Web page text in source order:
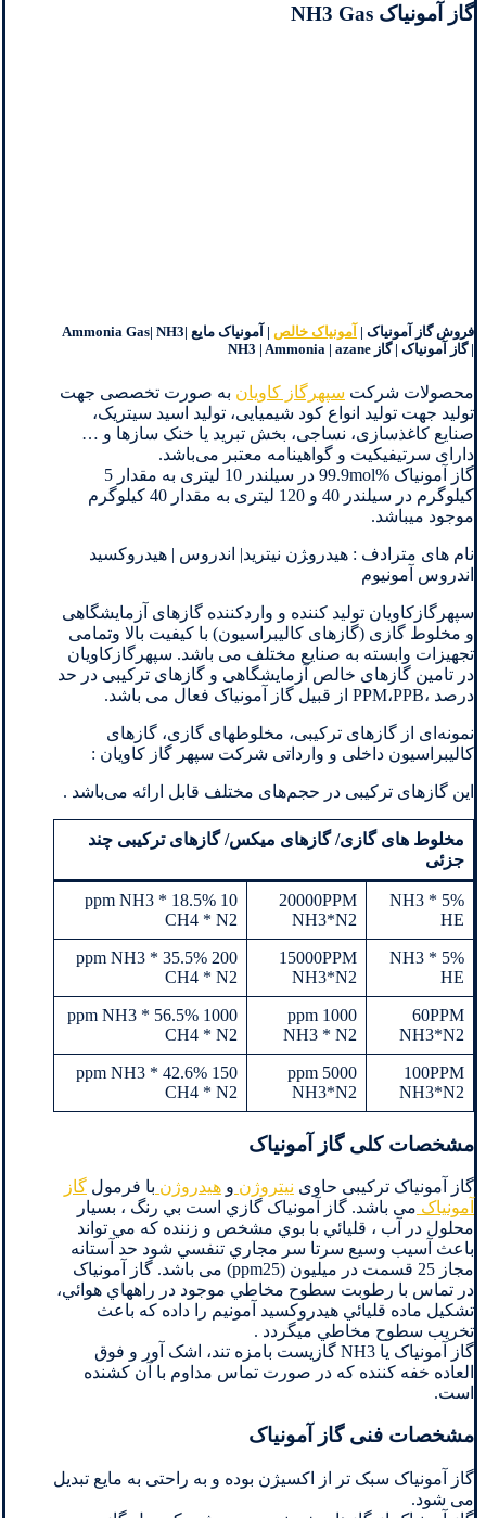
گاز آمونیاک NH3 Gas
فروش گاز آمونیاک | آمونیاک خالص
| آمونیاک مایع |Ammonia Gas| NH3
| گاز آمونیاک | گاز NH3 | Ammonia | azane
محصولات شرکت سپهرگاز کاویان به صورت تخصصی جهت
تولید جهت تولید انواع کود شیمیایی، تولید اسید سیتریک،
صنایع کاغذسازی، نساجی، بخش تبرید یا خنک سازها و …
دارای سرتیفیکیت و گواهینامه معتبر می‌باشد.
گاز آمونیاک %99.9mol در سیلندر 10 لیتری به مقدار 5
کیلوگرم در سیلندر 40 و 120 لیتری به مقدار 40 کیلوگرم
موجود میباشد.
نام های مترادف : هیدرو‍ژن نیترید| اندروس | هیدروكسید
اندروس آمونیوم
سپهرگازکاویان تولید کننده و واردکننده گازهای آزمایشگاهی
و مخلوط گازی (گازهای کالیبراسیون) با کیفیت بالا وتمامی
تجهیزات وابسته به صنایع مختلف می باشد. سپهرگازکاویان
در تامین گازهای خالص آزمایشگاهی و گازهای ترکیبی در حد
درصد ،PPM،PPB از قبیل گاز آمونیاک فعال می باشد.
نمونه‌ای از گازهای ترکیبی، مخلوطهای گازی، گازهای
کالیبراسیون داخلی و وارداتی شرکت سپهر گاز کاویان :
این گازهای ترکیبی در حجم‌های مختلف قابل ارائه می‌باشد .
مخلوط های گازی/ گازهای میکس/ گازهای ترکیبی چند
جزئی
5% NH3 *
HE
20000PPM
NH3*N2
10 ppm NH3 * 18.5%
CH4 * N2
5% NH3 *
HE
15000PPM
NH3*N2
200 ppm NH3 * 35.5%
CH4 * N2
60PPM
NH3*N2
1000 ppm
NH3 * N2
1000 ppm NH3 * 56.5%
CH4 * N2
100PPM
NH3*N2
5000 ppm
NH3*N2
150 ppm NH3 * 42.6%
CH4 * N2
مشخصات کلی گاز آمونیاک
گاز آمونیاک ترکیبی حاوی نیتروژن و هیدروژن با فرمول گاز
آمونیاک می باشد. گاز آمونیاک گازي است بي رنگ ، بسيار
محلول در آب ، قليائي با بوي مشخص و زننده كه مي تواند
باعث آسيب وسيع سرتا سر مجاري تنفسي شود حد آستانه
مجاز 25 قسمت در ميلیون (ppm25) می باشد. گاز آمونیاک
در تماس با رطوبت سطوح مخاطي موجود در راههاي هوائي،
تشكيل ماده قليائي هيدروكسيد آمونيم را داده كه باعث
تخريب سطوح مخاطي ميگردد .
گاز آمونیاک یا NH3 گازیست بامزه تند، اشک آور و فوق
العاده خفه کننده که در صورت تماس مداوم با آن کشنده
است.
مشخصات فنی گاز آمونیاک
گاز آمونیاک سبک تر از اکسیژن بوده و به راحتی به مایع تبدیل
می شود.